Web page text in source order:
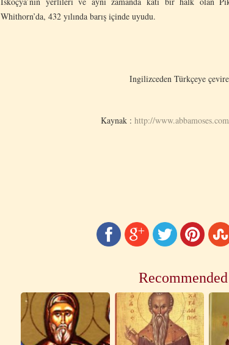
Whithorn’da, 432 yılında barış içinde uyudu.
Ingilizceden Türkçeye
Kaynak :http://